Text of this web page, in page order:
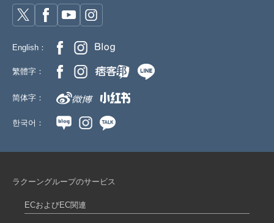
English：
繁體字：
简体字：
한국어：
ラクーングループのサービス
ECおよびEC関連